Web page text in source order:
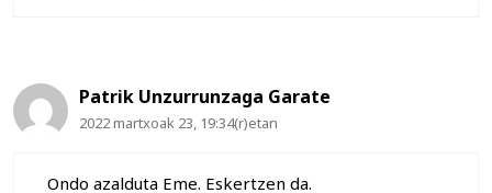
Patrik Unzurrunzaga Garate
2022 martxoak 23, 19:34(r)etan
Ondo azalduta Eme. Eskertzen da.